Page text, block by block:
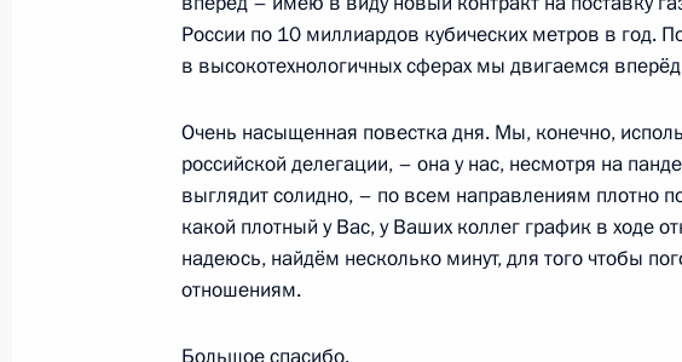
1 февраля 2022 года, 20:05 Москва, Кремль
Переговоры с Премьер-министром Венгрии
1 февраля 2022 года, 19:20 Москва, Кремль
31 января 2022 года, понедельник
России по 10 миллиардов кубических метров в год.
в высокотехнологичных сферах мы двигаемся
Очень насыщенная повестка дня. Мы, конечно,
российской делегации, – она у нас, несмотря на
выглядит солидно, – по всем направлениям плотно
какой плотный у Вас, у Ваших коллег график в ходе
надеюсь, найдём несколько минут, для того чтобы
отношениям.